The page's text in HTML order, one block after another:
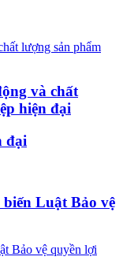
và chất
hiện đại
đại
Luật Bảo vệ